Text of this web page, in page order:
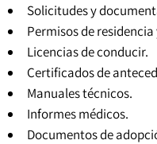
Solicitudes y
Permisos de
Licencias de conducir.
Certificados de
Manuales técnicos.
Informes médicos.
Documentos de